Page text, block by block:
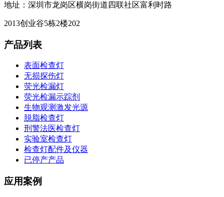
地址：深圳市龙岗区横岗街道四联社区富利时路
2013创业谷5栋2楼202
产品列表
表面检查灯
无损探伤灯
荧光检漏灯
荧光检漏示踪剂
生物观测激发光源
脱脂检查灯
刑警法医检查灯
实验室检查灯
检查灯配件及仪器
已停产产品
应用案例